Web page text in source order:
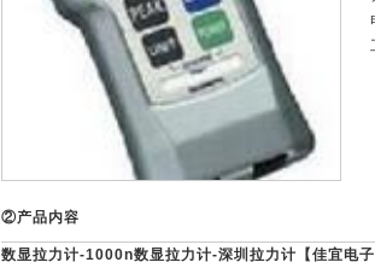
②产品内容
数显拉力计-1000n数显拉力计-深圳拉力计【佳宜电子